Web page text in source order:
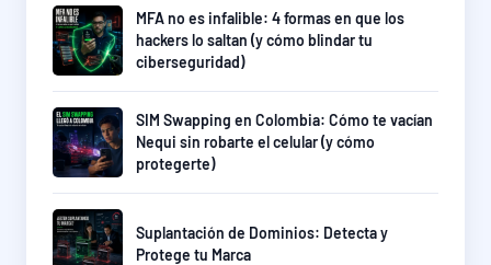
MFA no es infalible: 4 formas en que los
hackers lo saltan (y cómo blindar tu
ciberseguridad)
SIM Swapping en Colombia: Cómo te vacían
Nequi sin robarte el celular (y cómo
protegerte)
Suplantación de Dominios: Detecta y
Protege tu Marca